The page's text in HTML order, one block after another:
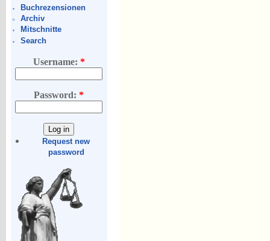
Buchrezensionen
Archiv
Mitschnitte
Search
Username: *
Password:*
Request new
password